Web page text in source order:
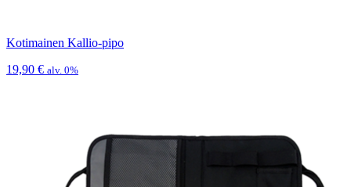
Kotimainen Kallio-pipo
19,90 € alv. 0%